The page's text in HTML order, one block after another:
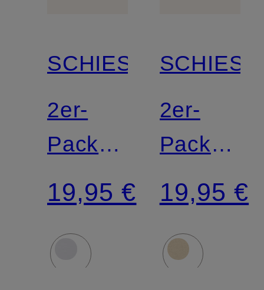
SCHIESSER
2er-
Pack
Taillenslips
95/5
19,95 €
2er-
Pack
95/5
19,95 €